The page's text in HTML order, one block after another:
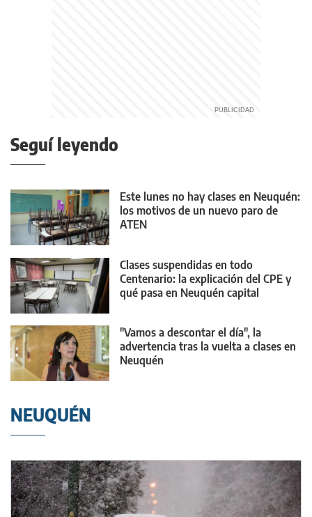
Seguí leyendo
Este lunes no hay clases en Neuquén:
los motivos de un nuevo paro de
ATEN
Clases suspendidas en todo
Centenario: la explicación del CPE y
qué pasa en Neuquén capital
"Vamos a descontar el día", la
advertencia tras la vuelta a clases en
Neuquén
NEUQUÉN